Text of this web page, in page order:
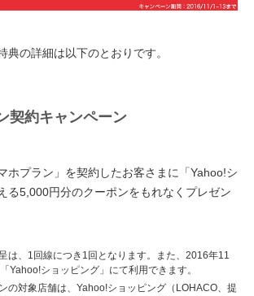
典の詳細は以下のとおりです。
契約キャンペーン
ホプラン」を契約したお客さまに「Yahoo!シ
る5,000円分のクーポンをもれなくプレゼン
は、1回線につき1回となります。また、2016年11
Yahoo!ショッピング」にて利用できます。
の対象店舗は、Yahoo!ショッピング（LOHACO、提